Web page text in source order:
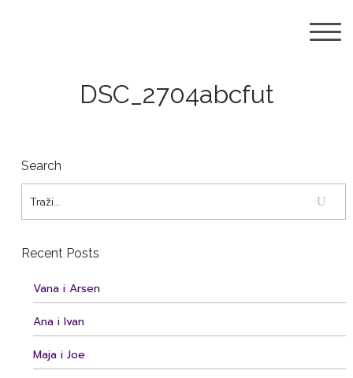
DSC_2704abcfut
Search
Recent Posts
Vana i Arsen
Ana i Ivan
Maja i Joe